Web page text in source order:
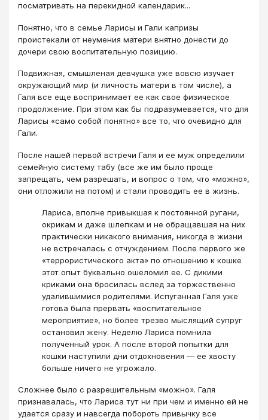
посматривать на перекидной календарик...
Понятно, что в семье Ларисы и Гали капризы
проистекали от неумения матери внятно донести до
дочери свою воспитательную позицию.
Подвижная, смышленая девчушка уже вовсю изучает
окружающий мир (и личность матери в том числе), а
Галя все еще воспринимает ее как свое физическое
продолжение. При этом как бы подразумевается, что для
Ларисы «само собой понятно» все то, что очевидно для
Гали.
После нашей первой встречи Галя и ее муж определили
семейную систему табу (все же им было проще
запрещать, чем разрешать, и вопрос о том, что «можно»,
они отложили на потом) и стали проводить ее в жизнь.
Лариса, вполне привыкшая к постоянной ругани,
окрикам и даже шлепкам и не обращавшая на них
практически никакого внимания, никогда в жизни
не встречалась с отчуждением. После первого же
«террористического акта» по отношению к кошке
этот опыт буквально ошеломил ее. С дикими
криками она бросилась вслед за торжественно
удалившимися родителями. Испуганная Галя уже
готова была прервать «воспитательное
мероприятие», но более трезво мыслящий супруг
остановил жену. Неделю Лариса помнила
полученный урок. А после второй попытки для
кошки наступили дни отдохновения ― ее хвосту
больше ничего не угрожало.
Сложнее было с разрешительным «можно». Галя
признавалась, что Лариса тут ни при чем и именно ей не
удается сразу и навсегда побороть привычку все